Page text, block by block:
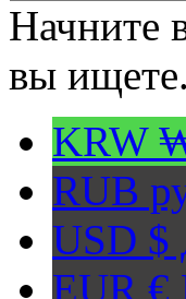
Начните
вы ищете.
KRW
RUB
USD $
EUR €